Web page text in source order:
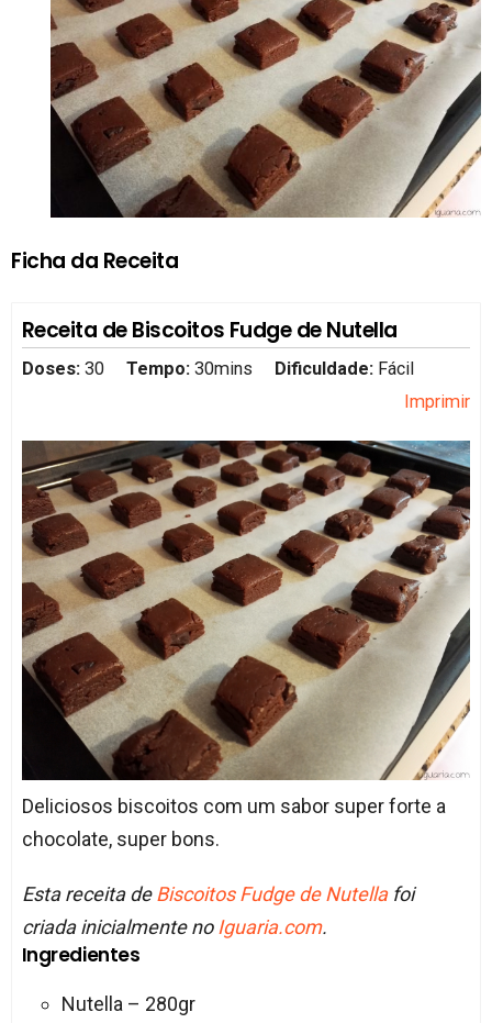
Ficha da Receita
Receita de Biscoitos Fudge de Nutella
Doses: 30 Tempo: 30mins Dificuldade: Fácil
Imprimir
Deliciosos biscoitos com um sabor super forte a
chocolate, super bons.
Esta receita deBiscoitos Fudge de Nutellafoi
criada inicialmente no Iguaria.com.
Ingredientes
Nutella – 280gr